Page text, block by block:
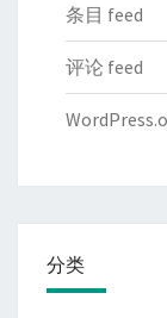
条目 feed
评论 feed
分类